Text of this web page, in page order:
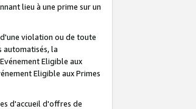
lieu à une prime sur un
violation ou de toute
automatisés, la
Eligible aux
Eligible aux Primes
d'accueil d'offres de